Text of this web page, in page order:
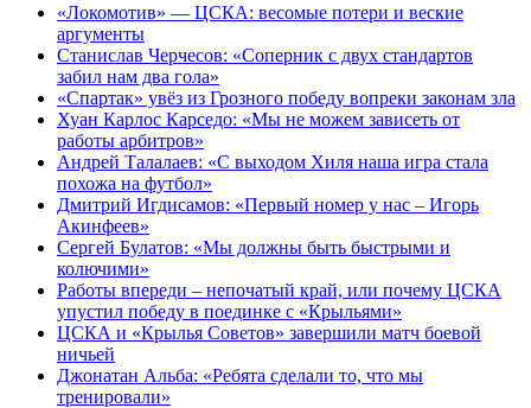
«Локомотив» — ЦСКА: весомые потери и веские
аргументы
Станислав Черчесов: «Соперник с двух стандартов
забил нам два гола»
«Спартак» увёз из Грозного победу вопреки законам зла
Хуан Карлос Карседо: «Мы не можем зависеть от
работы арбитров»
Андрей Талалаев: «С выходом Хиля наша игра стала
похожа на футбол»
Дмитрий Игдисамов: «Первый номер у нас – Игорь
Акинфеев»
Сергей Булатов: «Мы должны быть быстрыми и
колючими»
Работы впереди – непочатый край, или почему ЦСКА
упустил победу в поединке с «Крыльями»
ЦСКА и «Крылья Советов» завершили матч боевой
ничьей
Джонатан Альба: «Ребята сделали то, что мы
тренировали»